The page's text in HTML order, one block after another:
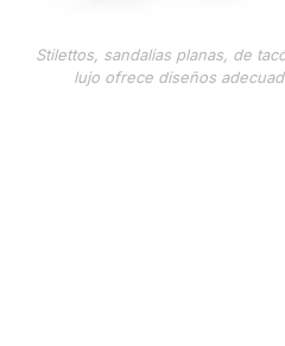
Stilettos, sandalias planas, de
lujo ofrece diseños